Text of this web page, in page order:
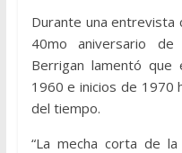
Durante una entrevista
40mo aniversario
Berrigan lamentó
1960 e inicios de 1970
del tiempo.
“La mecha corta de